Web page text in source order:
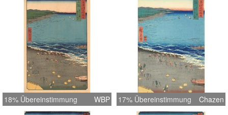
18% Übereinstimmung WBP 17% Übereinstimmung Chazen